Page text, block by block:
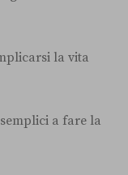
la vita
a fare la